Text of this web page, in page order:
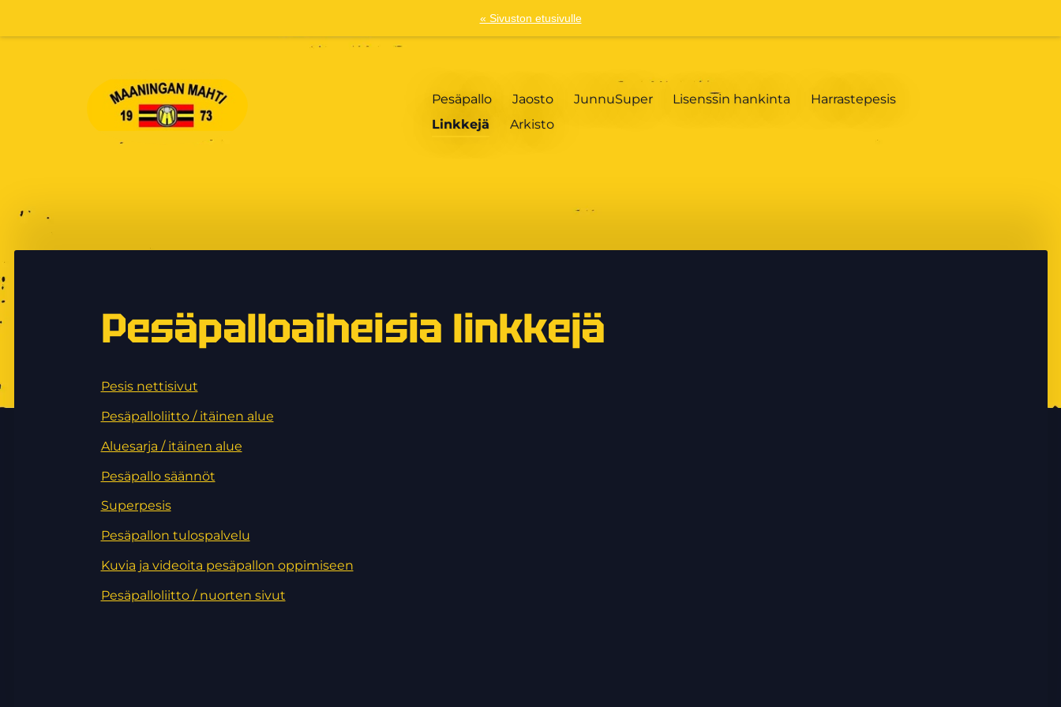
sivun
« Sivuston etusivulle
Maaningan Mahti
Pesäpallo Jaosto JunnuSuper Lisenssin hankinta
Harrastepesis
Linkkejä
Arkisto
Pesäpalloaiheisia linkkejä
Pesis nettisivut
Pesäpalloliitto / itäinen alue
Aluesarja / itäinen alue
Pesäpallo säännöt
Superpesis
Pesäpallon tulospalvelu
Kuvia ja videoita pesäpallon oppimiseen
Pesäpalloliitto / nuorten sivut